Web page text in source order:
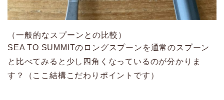
（一般的なスプーンとの比較）
SEA TO SUMMITのロングスプーンを通常のスプーン
と比べてみると少し四角くなっているのが分かりま
す？（ここ結構こだわりポイントです）